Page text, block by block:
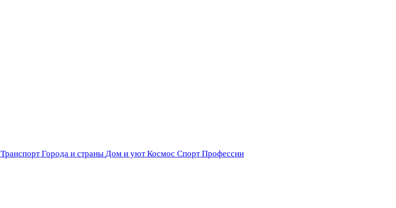
Транспорт Города и страны Дом и уют Космос Спорт Профессии